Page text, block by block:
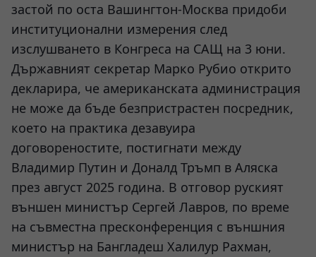
застой по оста Вашингтон-Москва придоби
институционални измерения след
изслушването в Конгреса на САЩ на 3 юни.
Държавният секретар Марко Рубио открито
декларира, че американската администрация
не може да бъде безпристрастен посредник,
което на практика дезавуира
договореностите, постигнати между
Владимир Путин и Доналд Тръмп в Аляска
през август 2025 година. В отговор руският
външен министър Сергей Лавров, по време
на съвместна пресконференция с външния
министър на Бангладеш Халилур Рахман,